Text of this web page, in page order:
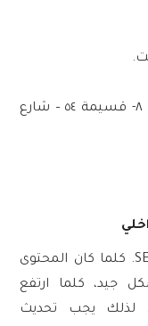
العاصمة – القبلة – قطعة ٨- قسيمة ٥٤ – شارع
المحتوى هو القلب النابض لأي خطة SEO. كلما كان المحتوى
جيد، كلما ارتفع
. لذلك يجب تحديث